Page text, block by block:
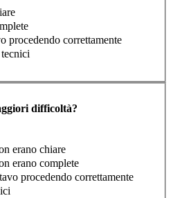
procedendo correttamente
difficoltà?
erano chiare
erano complete
procedendo correttamente